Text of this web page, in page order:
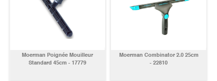
Moerman Poignée Mouilleur
Standard 45cm - 17779
Moerman Combinator 2.0 25cm
- 22810